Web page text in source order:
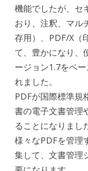
機能でしたが、セ
おり、注釈、マル
存用）、PDF/X（
て、豊かになり、
ージョン1.7をベ
れました。
PDFが国際標準規
書の電子文書管理
ることになりまし
様々なPDFを管理
集して、文書管理